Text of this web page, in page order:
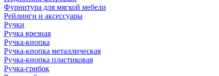
Фурнитура для мягкой мебели
Рейлинги и аксессуары
Ручки
Ручка врезная
Ручка-кнопка
Ручка-кнопка металлическая
Ручка-кнопка пластиковая
Ручка-грибок